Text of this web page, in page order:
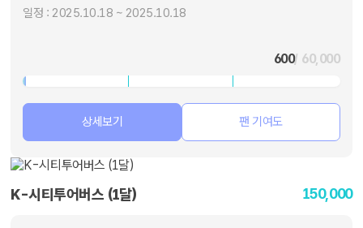
일정 : 2025.10.18 ~ 2025.10.18
600/ 60,000
상세보기 팬 기여도
K-시티투어버스 (1달) 150,000